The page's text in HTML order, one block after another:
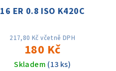
16 ER 0.8 ISO K420C
217,80 Kč včetně DPH
180 Kč
Skladem (13 ks)